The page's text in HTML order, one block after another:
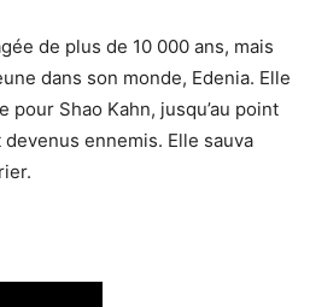
de plus de 10 000 ans, mais
dans son monde, Edenia. Elle
Shao Kahn, jusqu’au point
ennemis. Elle sauva